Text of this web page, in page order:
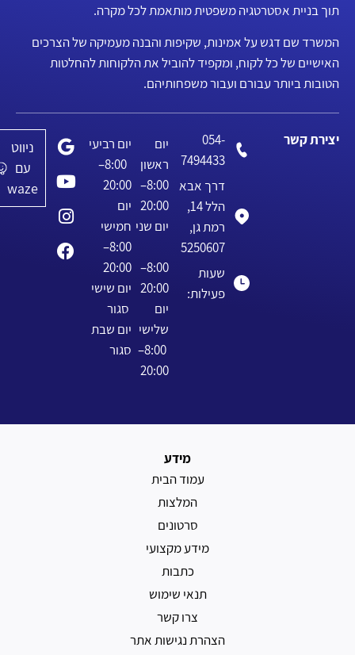
תוך בניית אסטרטגיה משפטית מותאמת לכל מקרה.
המשרד שם דגש על אמינות, שקיפות והבנה מעמיקה של הצרכים
האישיים של כל לקוח, ומקפיד להוביל את הלקוחות להחלטות
הטובות ביותר עבורם ועבור משפחותיהם.
יצירת קשר
054-
7494433
דרך אבא
הלל 14,
רמת גן,
5250607
שעות
פעילות:
ראשון
8:00–
20:00
יום שני
8:00–
20:00
שלישי
8:00–
20:00
יום רביעי
8:00–
20:00
יום
חמישי
8:00–
20:00
יום שישי
סגור
יום שבת
סגור
ניווט
עם
waze
מידע
עמוד הבית
המלצות
סרטונים
מידע מקצועי
כתבות
תנאי שימוש
צרו קשר
הצהרת נגישות אתר